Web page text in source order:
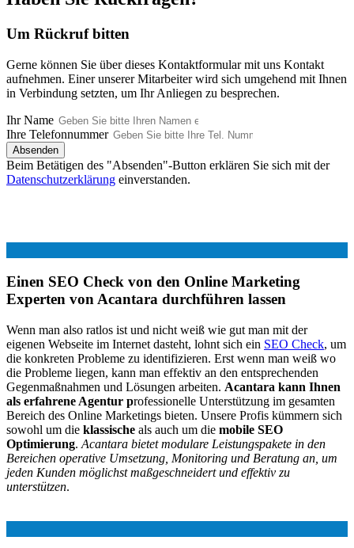
Um Rückruf bitten
Gerne können Sie über dieses Kontaktformular mit uns Kontakt
aufnehmen. Einer unserer Mitarbeiter wird sich umgehend mit Ihnen
in Verbindung setzten, um Ihr Anliegen zu besprechen.
Ihr Name
Ihre Telefonnummer
Absenden
Beim Betätigen des "Absenden"-Button erklären Sie sich mit der
Datenschutzerklärung einverstanden.
Einen SEO Check von den Online Marketing
Experten von Acantara durchführen lassen
Wenn man also ratlos ist und nicht weiß wie gut man mit der
eigenen Webseite im Internet dasteht, lohnt sich ein SEO Check, um
die konkreten Probleme zu identifizieren. Erst wenn man weiß wo
die Probleme liegen, kann man effektiv an den entsprechenden
Gegenmaßnahmen und Lösungen arbeiten. Acantara kann Ihnen
als erfahrene Agentur professionelle Unterstützung im gesamten
Bereich des Online Marketings bieten. Unsere Profis kümmern sich
sowohl um die klassische als auch um die mobile SEO
Optimierung. Acantara bietet modulare Leistungspakete in den
Bereichen operative Umsetzung, Monitoring und Beratung an, um
jeden Kunden möglichst maßgeschneidert und effektiv zu
unterstützen.